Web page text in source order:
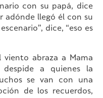
con su papá, dice
adónde llegó él con su
dice, “eso es
viento abraza a Mama
a quienes la
se van con una
de los recuerdos,